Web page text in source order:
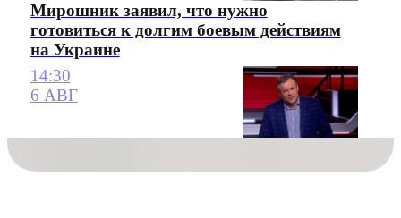
Мирошник заявил, что нужно
готовиться к долгим боевым действиям
на Украине
14:30
6 АВГ